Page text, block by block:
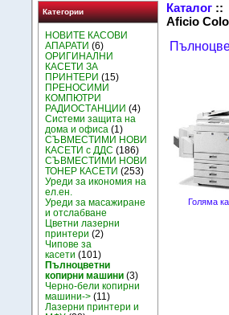
Категории
НОВИТЕ КАСОВИ
АПАРАТИ (6)
ОРИГИНАЛНИ
КАСЕТИ ЗА
ПРИНТЕРИ (15)
ПРЕНОСИМИ
КОМПЮТРИ
РАДИОСТАНЦИИ (4)
Системи защита на
дома и офиса (1)
СЪВМЕСТИМИ НОВИ
КАСЕТИ с ДДС (186)
СЪВМЕСТИМИ НОВИ
ТОНЕР КАСЕТИ (253)
Уреди за икономия на
ел.ен.
Уреди за масажиране
и отслабване
Цветни лазерни
принтери (2)
Чипове за
касети (101)
Пълноцветни
копирни машини (3)
Черно-бели копирни
машини-> (11)
Лазерни принтери и
Каталог ::
Aficio
Голяма